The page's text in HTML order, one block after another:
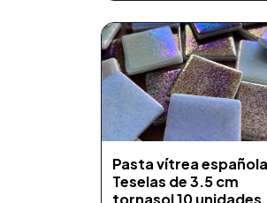
Pasta vítrea española
Teselas de 3.5 cm
tornasol 10 unidades